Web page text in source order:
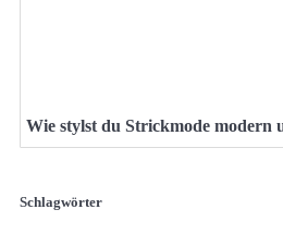
Wie stylst du Strickmode modern
Schlagwörter